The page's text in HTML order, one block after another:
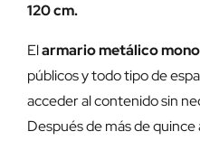
120 cm.
Elarmario metálico
públicos y todo tipo de
acceder al contenido sin
Después de más de